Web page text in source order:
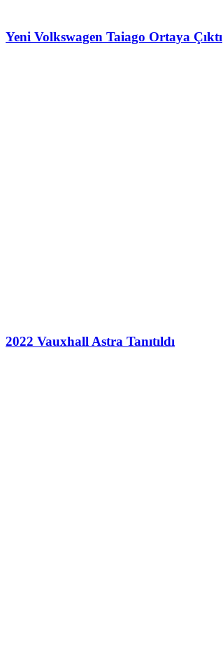
Yeni Volkswagen Taiago Ortaya Çıktı
2022 Vauxhall Astra Tanıtıldı